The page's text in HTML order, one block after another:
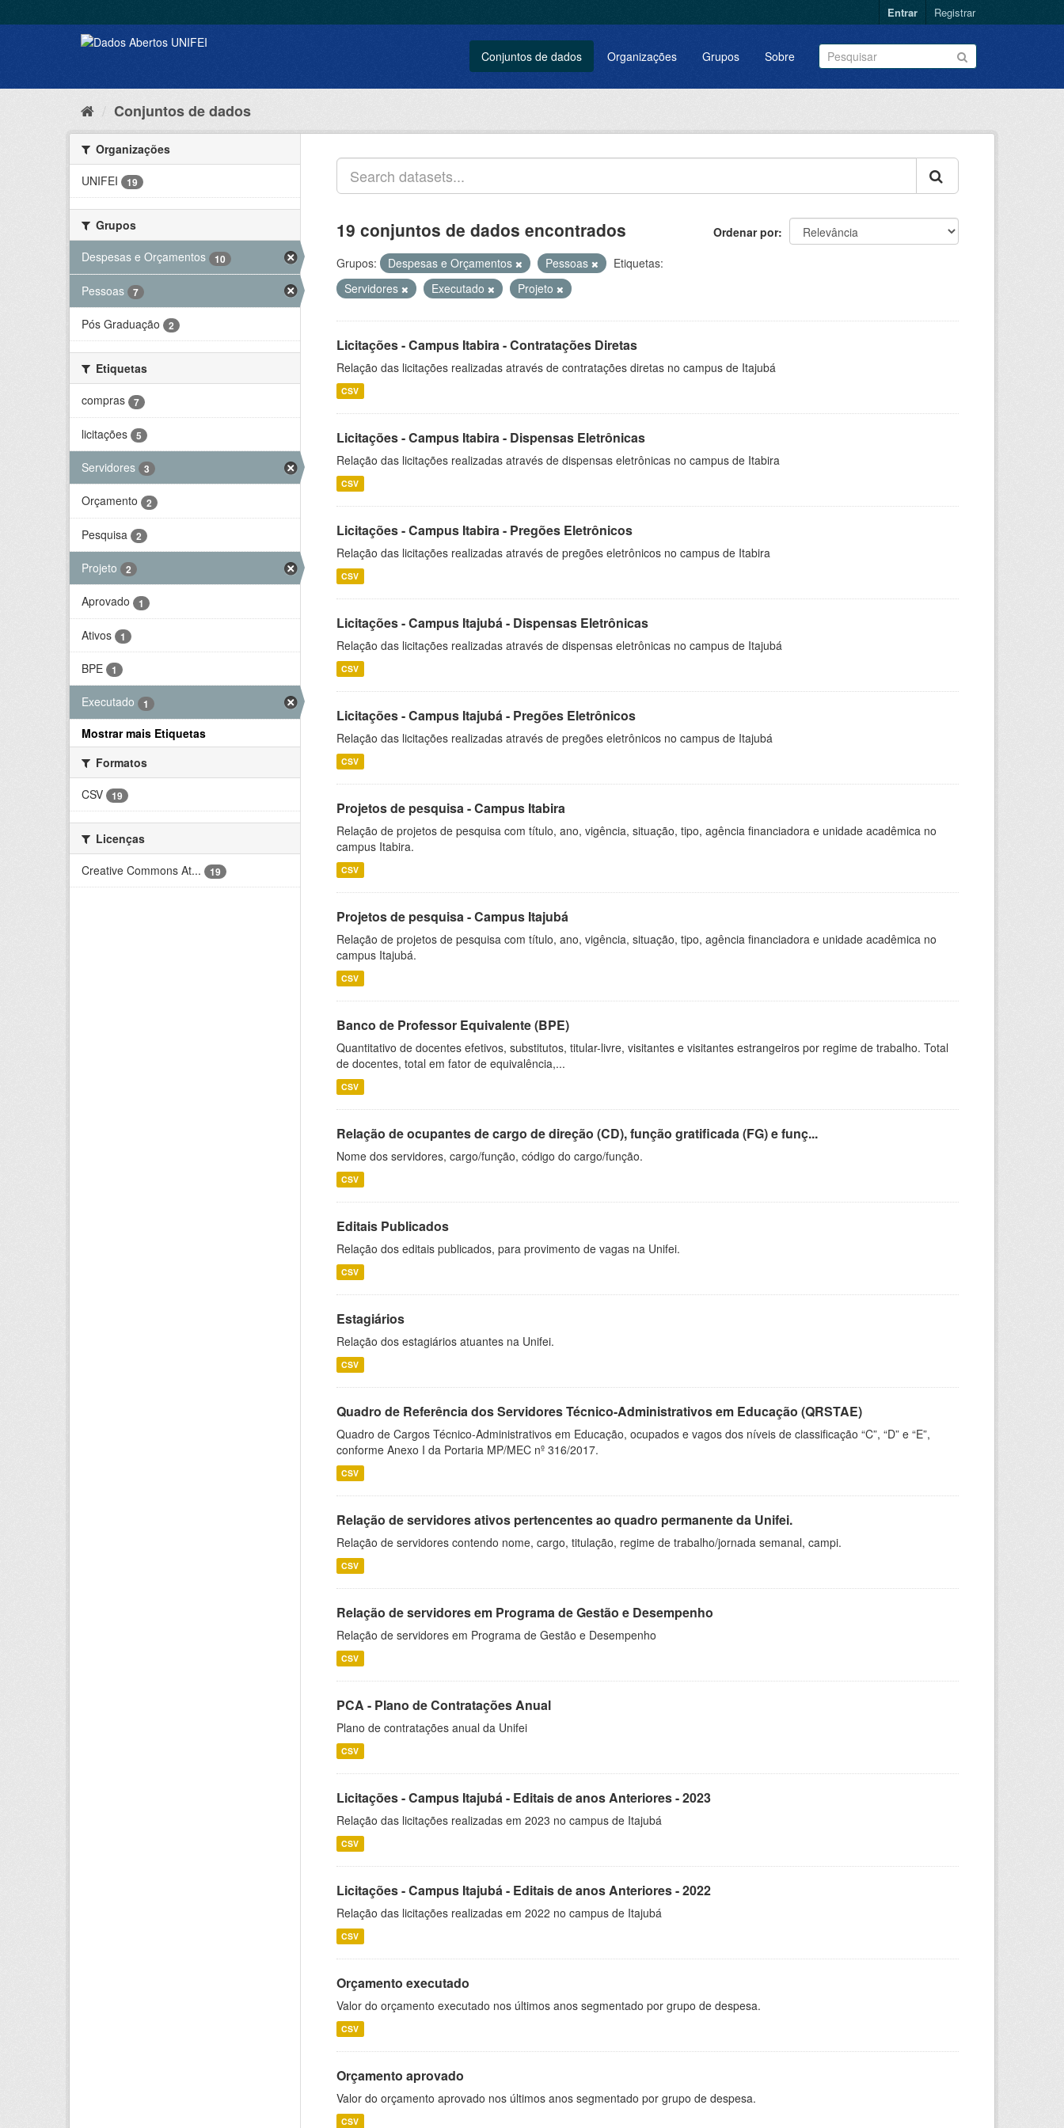
Entrar Registrar
Conjuntos de dados Organizações Grupos Sobre
Conjuntos de dados
Organizações
UNIFEI
19
Grupos
Despesas e Orçamentos
10
Pessoas 7
Pós Graduação 2
Etiquetas
compras
7
licitações 5
Servidores 3
Orçamento 2
Pesquisa 2
Projeto 2
Aprovado 1
Ativos 1
BPE 1
Executado 1
Mostrar mais Etiquetas
Formatos
CSV
19
Licenças
Creative Commons At...
19
Ordenar por
19 conjuntos de dados encontrados
Grupos: Despesas e Orçamentos Pessoas
Etiquetas:
Servidores
Executado Projeto
Licitações - Campus Itabira - Contratações Diretas
Relação das licitações realizadas através de contratações diretas no campus de Itajubá
CSV
Licitações - Campus Itabira - Dispensas Eletrônicas
Relação das licitações realizadas através de dispensas eletrônicas no campus de Itabira
CSV
Licitações - Campus Itabira - Pregões Eletrônicos
Relação das licitações realizadas através de pregões eletrônicos no campus de Itabira
CSV
Licitações - Campus Itajubá - Dispensas Eletrônicas
Relação das licitações realizadas através de dispensas eletrônicas no campus de Itajubá
CSV
Licitações - Campus Itajubá - Pregões Eletrônicos
Relação das licitações realizadas através de pregões eletrônicos no campus de Itajubá
CSV
Projetos de pesquisa - Campus Itabira
Relação de projetos de pesquisa com título, ano, vigência, situação, tipo, agência financiadora e unidade acadêmica no
campus Itabira.
CSV
Projetos de pesquisa - Campus Itajubá
Relação de projetos de pesquisa com título, ano, vigência, situação, tipo, agência financiadora e unidade acadêmica no
campus Itajubá.
CSV
Banco de Professor Equivalente (BPE)
Quantitativo de docentes efetivos, substitutos, titular-livre, visitantes e visitantes estrangeiros por regime de trabalho. Total
de docentes, total em fator de equivalência,...
CSV
Relação de ocupantes de cargo de direção (CD), função gratificada (FG) e funç...
Nome dos servidores, cargo/função, código do cargo/função.
CSV
Editais Publicados
Relação dos editais publicados, para provimento de vagas na Unifei.
CSV
Estagiários
Relação dos estagiários atuantes na Unifei.
CSV
Quadro de Referência dos Servidores Técnico-Administrativos em Educação (QRSTAE)
Quadro de Cargos Técnico-Administrativos em Educação, ocupados e vagos dos níveis de classificação “C”, “D” e “E”,
conforme Anexo I da Portaria MP/MEC nº 316/2017.
CSV
Relação de servidores ativos pertencentes ao quadro permanente da Unifei.
Relação de servidores contendo nome, cargo, titulação, regime de trabalho/jornada semanal, campi.
CSV
Relação de servidores em Programa de Gestão e Desempenho
Relação de servidores em Programa de Gestão e Desempenho
CSV
PCA - Plano de Contratações Anual
Plano de contratações anual da Unifei
CSV
Licitações - Campus Itajubá - Editais de anos Anteriores - 2023
Relação das licitações realizadas em 2023 no campus de Itajubá
CSV
Licitações - Campus Itajubá - Editais de anos Anteriores - 2022
Relação das licitações realizadas em 2022 no campus de Itajubá
CSV
Orçamento executado
Valor do orçamento executado nos últimos anos segmentado por grupo de despesa.
CSV
Orçamento aprovado
Valor do orçamento aprovado nos últimos anos segmentado por grupo de despesa.
CSV